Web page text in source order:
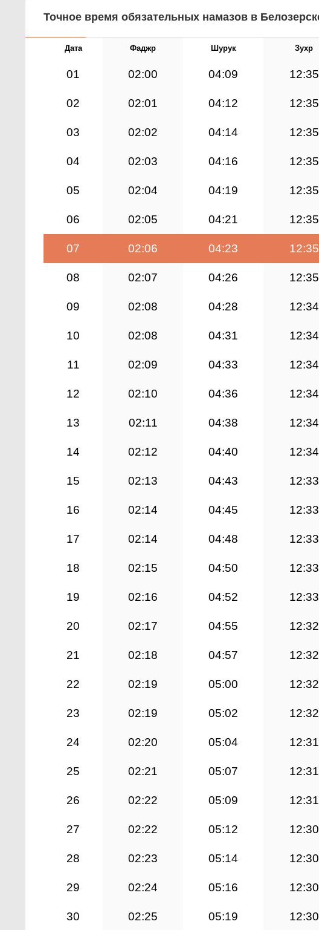
Точное время обязательных намазов в
Дата Фаджр Шурук Зухр
01 02:00 04:09 12:35
02 02:01 04:12 12:35
03 02:02 04:14 12:35
04 02:03 04:16 12:35
05 02:04 04:19 12:35
06 02:05 04:21 12:35
07 02:06 04:23 12:35
08 02:07 04:26 12:35
09 02:08 04:28 12:34
10 02:08 04:31 12:34
11 02:09 04:33 12:34
12 02:10 04:36 12:34
13 02:11 04:38 12:34
14 02:12 04:40 12:34
15 02:13 04:43 12:33
16 02:14 04:45 12:33
17 02:14 04:48 12:33
18 02:15 04:50 12:33
19 02:16 04:52 12:33
20 02:17 04:55 12:32
21 02:18 04:57 12:32
22 02:19 05:00 12:32
23 02:19 05:02 12:32
24 02:20 05:04 12:31
25 02:21 05:07 12:31
26 02:22 05:09 12:31
27 02:22 05:12 12:30
28 02:23 05:14 12:30
29 02:24 05:16 12:30
30 02:25 05:19 12:30